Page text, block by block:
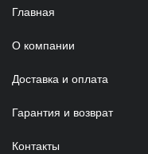
Главная
О компании
Доставка и оплата
Гарантия и возврат
Контакты